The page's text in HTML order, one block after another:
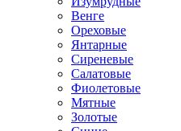
Венге
Ореховые
Янтарные
Сиреневые
Салатовые
Фиолетовые
Мятные
Золотые